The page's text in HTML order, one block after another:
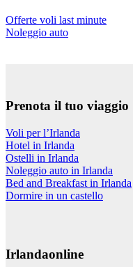
Offerte voli last minute
Noleggio auto
Prenota il tuo viaggio
Voli per l’Irlanda
Hotel in Irlanda
Ostelli in Irlanda
Noleggio auto in Irlanda
Bed and Breakfast in Irlanda
Dormire in un castello
Irlandaonline